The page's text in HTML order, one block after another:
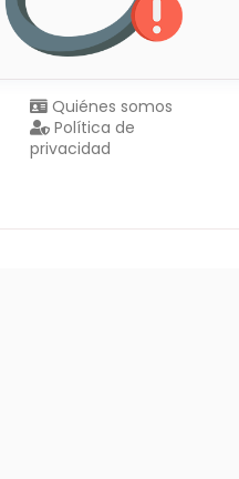
Quiénes somos
Política de
privacidad